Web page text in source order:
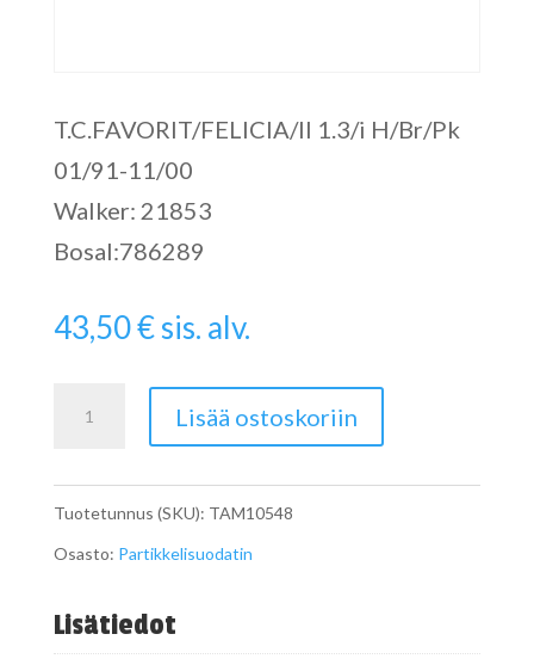
T.C.FAVORIT/FELICIA/II 1.3/i H/Br/Pk
01/91-11/00
Walker: 21853
Bosal:786289
43,50€sis. alv.
Lisää ostoskoriin
Tuotetunnus (SKU): TAM10548
Osasto: Partikkelisuodatin
Lisätiedot